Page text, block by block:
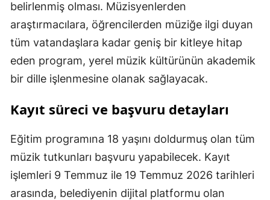
belirlenmiş olması. Müzisyenlerden
araştırmacılara, öğrencilerden müziğe ilgi duyan
tüm vatandaşlara kadar geniş bir kitleye hitap
eden program, yerel müzik kültürünün akademik
bir dille işlenmesine olanak sağlayacak.
Kayıt süreci ve başvuru detayları
Eğitim programına 18 yaşını doldurmuş olan tüm
müzik tutkunları başvuru yapabilecek. Kayıt
işlemleri 9 Temmuz ile 19 Temmuz 2026 tarihleri
arasında, belediyenin dijital platformu olan